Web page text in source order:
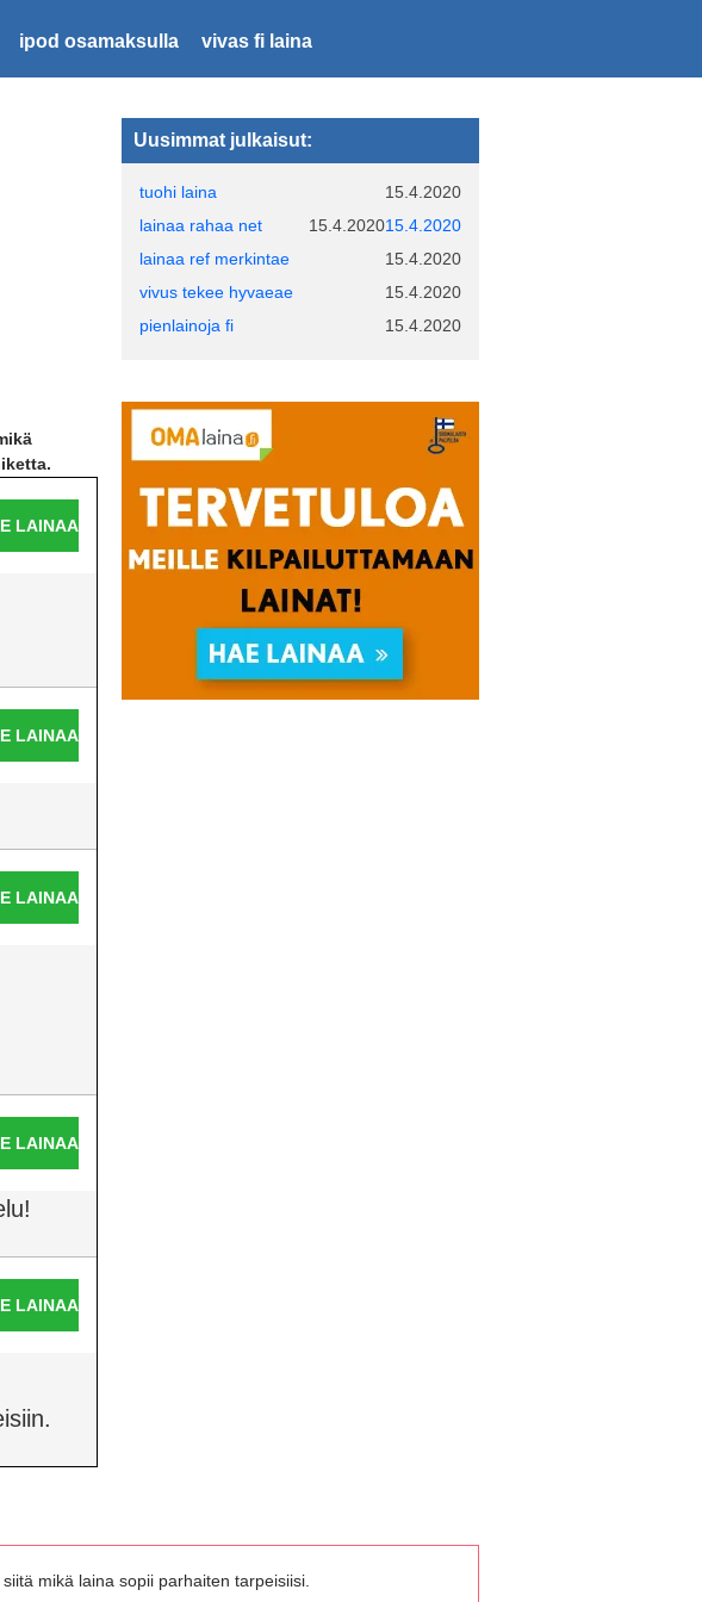
ipod osamaksulla vivas fi laina
LAINAA
LAINAA
LAINAA
LAINAA
LAINAA
Uusimmat julkaisut:
tuohi laina
15.4.2020
15.4.2020
lainaa rahaa net
15.4.2020
lainaa ref merkintae
15.4.2020
vivus tekee hyvaeae
15.4.2020
pienlainoja fi
15.4.2020
mikä laina sopii parhaiten tarpeisiisi.